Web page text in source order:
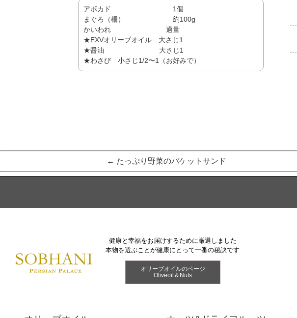
アボカド 1個
まぐろ（柵） 約100g
かいわれ 適量
★EXVオリーブオイル 大さじ1
★醤油 大さじ1
★わさび 小さじ1/2〜1（お好みで）
← たっぷり野菜のバケットサンド
健康と幸福をお届けするために厳選しました
本物を選ぶことが健康にとって一番の秘訣です
オリーブオイルのページ
Oliveoil＆Nuts